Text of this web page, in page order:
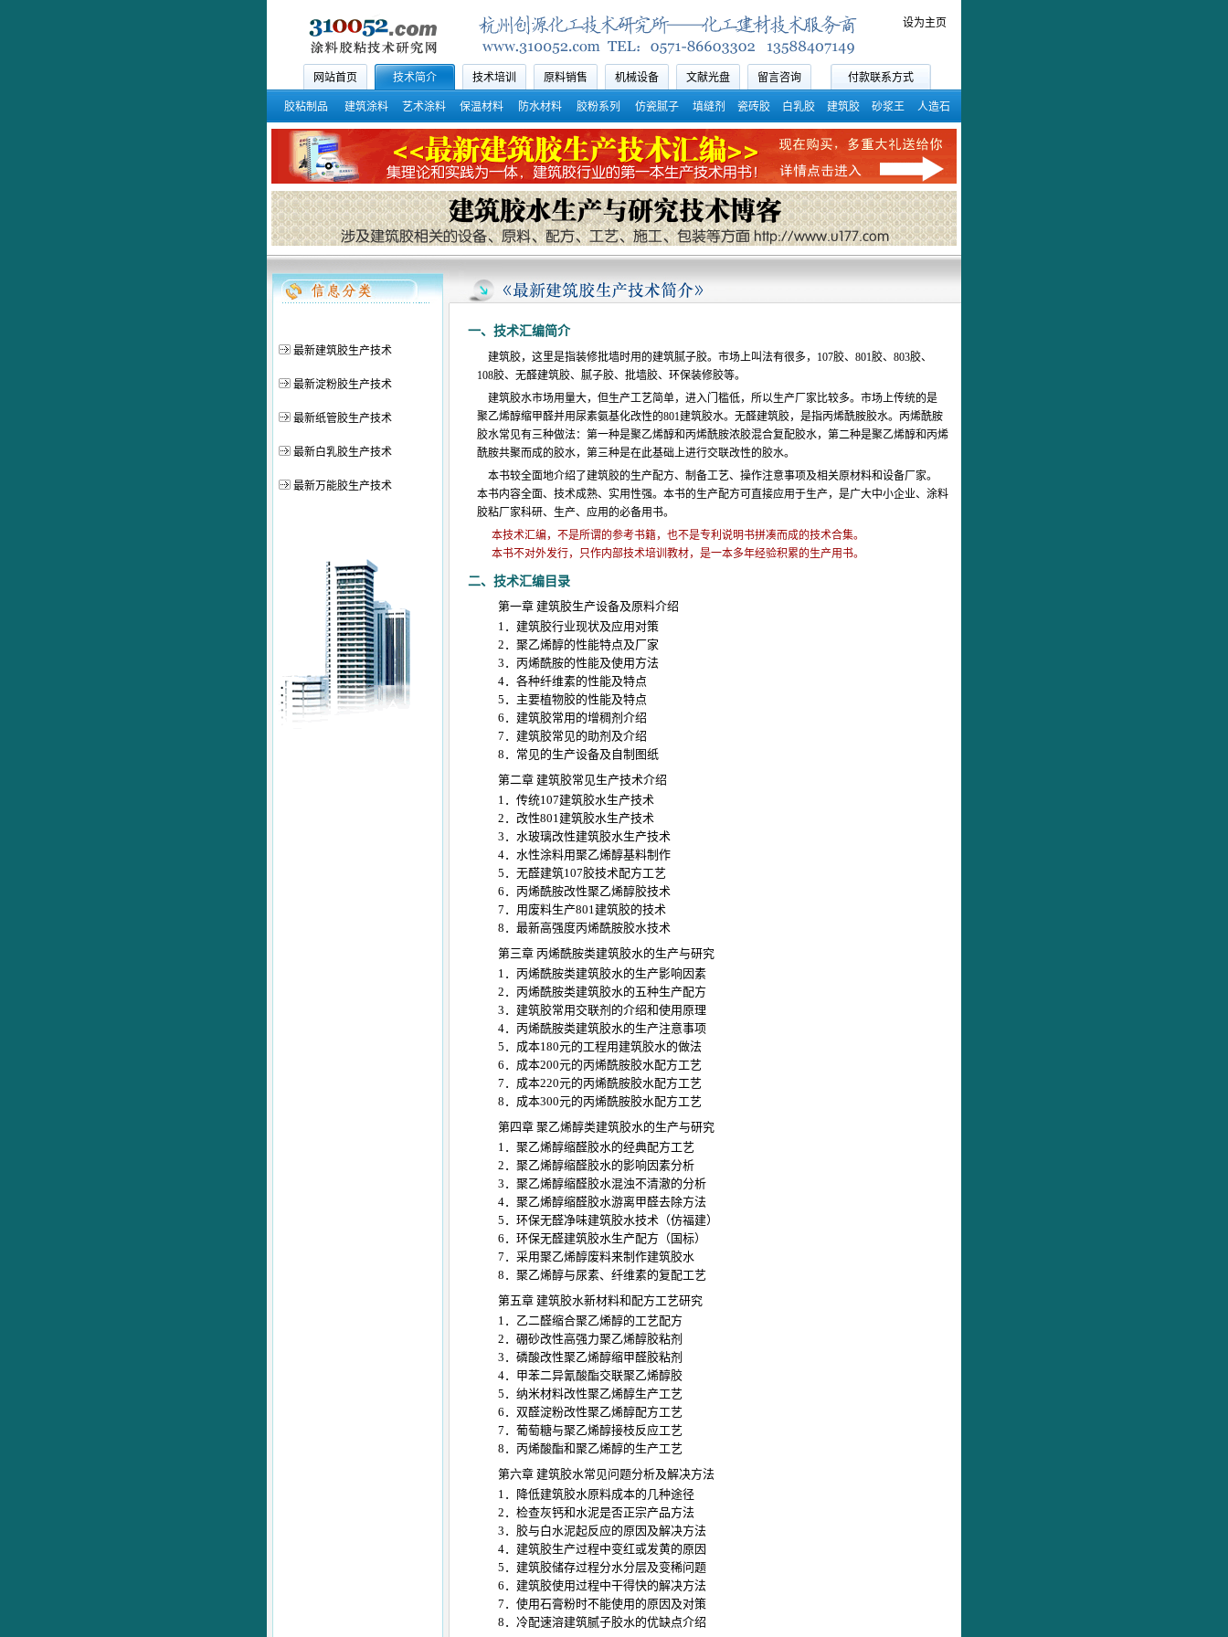
设为主页
网站首页 技术简介 技术培训 原料销售 机械设备 文献光盘 留言咨询 付款联系方式
胶粘制品 建筑涂料 艺术涂料 保温材料 防水材料 胶粉系列 仿瓷腻子 填缝剂 瓷砖胶 白乳胶 建筑胶 砂浆王 人造石
最新建筑胶生产技术
最新淀粉胶生产技术
最新纸管胶生产技术
最新白乳胶生产技术
最新万能胶生产技术
一、技术汇编简介
建筑胶，这里是指装修批墙时用的建筑腻子胶。市场上叫法有很多，107胶、801胶、803胶、
108胶、无醛建筑胶、腻子胶、批墙胶、环保装修胶等。
建筑胶水市场用量大，但生产工艺简单，进入门槛低，所以生产厂家比较多。市场上传统的是
聚乙烯醇缩甲醛并用尿素氨基化改性的801建筑胶水。无醛建筑胶，是指丙烯酰胺胶水。丙烯酰胺
胶水常见有三种做法：第一种是聚乙烯醇和丙烯酰胺浓胶混合复配胶水，第二种是聚乙烯醇和丙烯
酰胺共聚而成的胶水，第三种是在此基础上进行交联改性的胶水。
本书较全面地介绍了建筑胶的生产配方、制备工艺、操作注意事项及相关原材料和设备厂家。
本书内容全面、技术成熟、实用性强。本书的生产配方可直接应用于生产，是广大中小企业、涂料
胶粘厂家科研、生产、应用的必备用书。
本技术汇编，不是所谓的参考书籍，也不是专利说明书拼凑而成的技术合集。
本书不对外发行，只作内部技术培训教材，是一本多年经验积累的生产用书。
二、 技术汇编目录
第一章 建筑胶生产设备及原料介绍
1．建筑胶行业现状及应用对策
2．聚乙烯醇的性能特点及厂家
3．丙烯酰胺的性能及使用方法
4．各种纤维素的性能及特点
5．主要植物胶的性能及特点
6．建筑胶常用的增稠剂介绍
7．建筑胶常见的助剂及介绍
8．常见的生产设备及自制图纸
第二章 建筑胶常见生产技术介绍
1．传统107建筑胶水生产技术
2．改性801建筑胶水生产技术
3．水玻璃改性建筑胶水生产技术
4．水性涂料用聚乙烯醇基料制作
5．无醛建筑107胶技术配方工艺
6．丙烯酰胺改性聚乙烯醇胶技术
7．用废料生产801建筑胶的技术
8．最新高强度丙烯酰胺胶水技术
第三章 丙烯酰胺类建筑胶水的生产与研究
1．丙烯酰胺类建筑胶水的生产影响因素
2．丙烯酰胺类建筑胶水的五种生产配方
3．建筑胶常用交联剂的介绍和使用原理
4．丙烯酰胺类建筑胶水的生产注意事项
5．成本180元的工程用建筑胶水的做法
6．成本200元的丙烯酰胺胶水配方工艺
7．成本220元的丙烯酰胺胶水配方工艺
8．成本300元的丙烯酰胺胶水配方工艺
第四章 聚乙烯醇类建筑胶水的生产与研究
1．聚乙烯醇缩醛胶水的经典配方工艺
2．聚乙烯醇缩醛胶水的影响因素分析
3．聚乙烯醇缩醛胶水混浊不清澈的分析
4．聚乙烯醇缩醛胶水游离甲醛去除方法
5．环保无醛净味建筑胶水技术（仿福建）
6．环保无醛建筑胶水生产配方（国标）
7．采用聚乙烯醇废料来制作建筑胶水
8．聚乙烯醇与尿素、纤维素的复配工艺
第五章 建筑胶水新材料和配方工艺研究
1．乙二醛缩合聚乙烯醇的工艺配方
2．硼砂改性高强力聚乙烯醇胶粘剂
3．磷酸改性聚乙烯醇缩甲醛胶粘剂
4．甲苯二异氰酸酯交联聚乙烯醇胶
5．纳米材料改性聚乙烯醇生产工艺
6．双醛淀粉改性聚乙烯醇配方工艺
7．葡萄糖与聚乙烯醇接枝反应工艺
8．丙烯酸酯和聚乙烯醇的生产工艺
第六章 建筑胶水常见问题分析及解决方法
1．降低建筑胶水原料成本的几种途径
2．检查灰钙和水泥是否正宗产品方法
3．胶与白水泥起反应的原因及解决方法
4．建筑胶生产过程中变红或发黄的原因
5．建筑胶储存过程分水分层及变稀问题
6．建筑胶使用过程中干得快的解决方法
7．使用石膏粉时不能使用的原因及对策
8．冷配速溶建筑腻子胶水的优缺点介绍